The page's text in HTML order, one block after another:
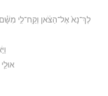
לֶךְ־נָא֙ אֶל־הַצֹּ֔אן וְקַֽח־לִ֣י